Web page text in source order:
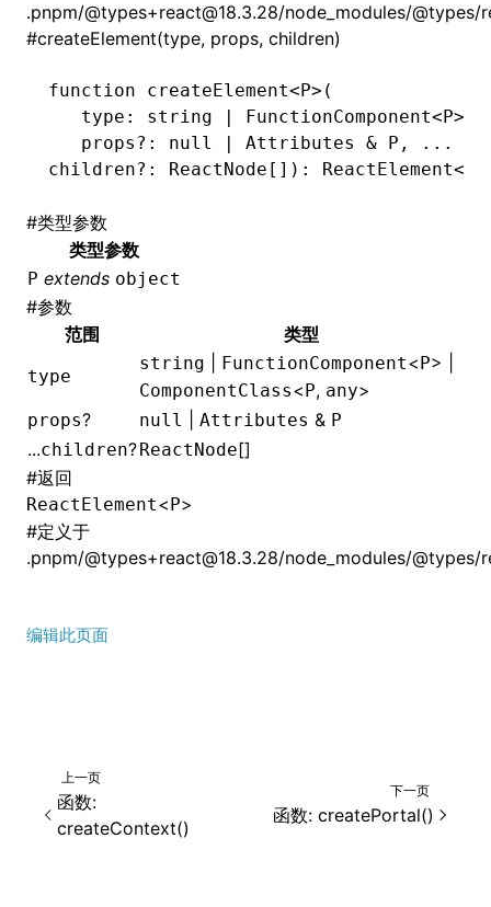
.pnpm/@types+react@18.3.28/node_modules/
#createElement(type, props, children)
function createElement<P>(
   type
: string | FunctionComponent<P>
   props
?: null | Attributes & P ,
...
children?: ReactNode []) : ReactElement<
#类型参数
类型参数
P extends object
#参数
范围
类型
type
string FunctionComponent<P> |
ComponentClass<P, any>
props? null Attributes & P
...children?ReactNode[]
#返回
ReactElement<P>
#定义于
.pnpm/@types+react@18.3.28/node_modules/
编辑此页面
上一页
函数:
createContext()
下一页
函数: createPortal()